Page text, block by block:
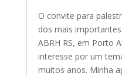
O convite para
dos mais
ABRH RS, em Porto
interesse por um
muitos anos. Minha